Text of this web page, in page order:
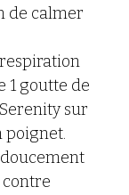
de calmer
sur
poignet.
contre